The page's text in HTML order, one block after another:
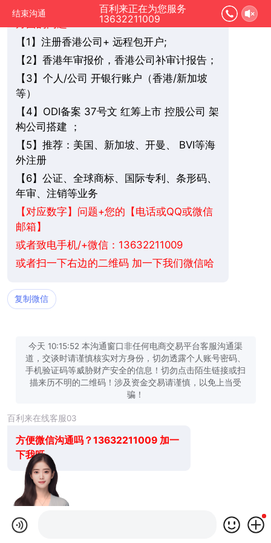
结束沟通
百利来正在为您服务
13632211009
您好，我是在线人工客服，您是想要了解哪
【 1】注册香港公司+ 远程包开户;
【 2】香港年审报价，香港公司补审计报告；
【 3】个人/公司 开银行账户（香港/新加坡
等）
【 4】ODI备案 37号文 红筹上市 控股公司 架
构公司搭建 ；
【 5】推荐：美国、新加坡、 开曼、 BVI等海
外注册
【 6】公证、全球商标、国际专利、条形码、
年审、注销等业务
【对应数字】问题+您的【电话或QQ或微信
邮箱】
或者致电手机/+微信：13632211009
或者扫一下右边的二维码 加一下我们微信哈
复制微信
今天 10:15:52 本沟通窗口非任何电商交易平台客服沟通渠
道，交谈时请谨慎核实对方身份，切勿透露个人账号密码、
手机验证码等威胁财产安全的信息！切勿点击陌生链接或扫
描来历不明的二维码！涉及资金交易请谨慎，以免上当受
骗！
百利来在线客服03
方便微信沟通吗？13632211009 加一
下我呀